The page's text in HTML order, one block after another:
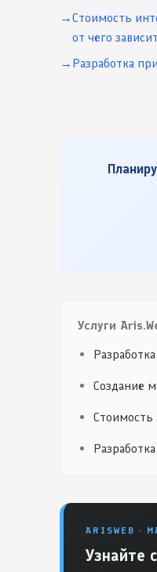
Стоимость
от чего
Разработка
Услуги
Создание
Стоимость
ARISWEB ·
Узнайте